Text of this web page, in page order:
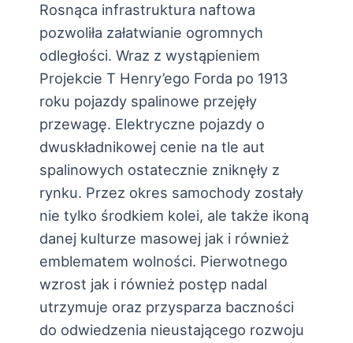
Rosnąca infrastruktura naftowa
pozwoliła załatwianie ogromnych
odległości. Wraz z wystąpieniem
Projekcie T Henry’ego Forda po 1913
roku pojazdy spalinowe przejęły
przewagę. Elektryczne pojazdy o
dwuskładnikowej cenie na tle aut
spalinowych ostatecznie zniknęły z
rynku. Przez okres samochody zostały
nie tylko środkiem kolei, ale także ikoną
danej kulturze masowej jak i również
emblematem wolności. Pierwotnego
wzrost jak i również postęp nadal
utrzymuje oraz przysparza baczności
do odwiedzenia nieustającego rozwoju